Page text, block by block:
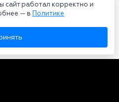
сайт работал корректно и
— в Политике